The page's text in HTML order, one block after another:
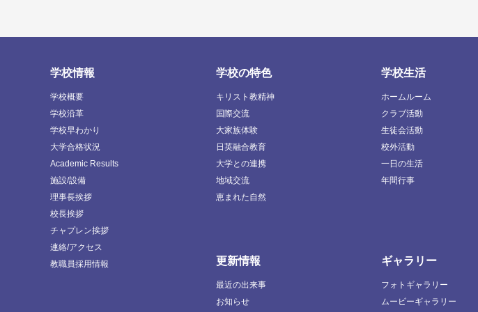
学校情報
学校概要
学校沿革
学校早わかり
大学合格状況
Academic Results
施設/設備
理事長挨拶
校長挨拶
チャプレン挨拶
連絡/アクセス
教職員採用情報
学校の特色
キリスト教精神
国際交流
大家族体験
日英融合教育
大学との連携
地域交流
恵まれた自然
学校生活
ホームルーム
クラブ活動
生徒会活動
校外活動
一日の生活
年間行事
更新情報
最近の出来事
お知らせ
ギャラリー
フォトギャラリー
ムービーギャラリー